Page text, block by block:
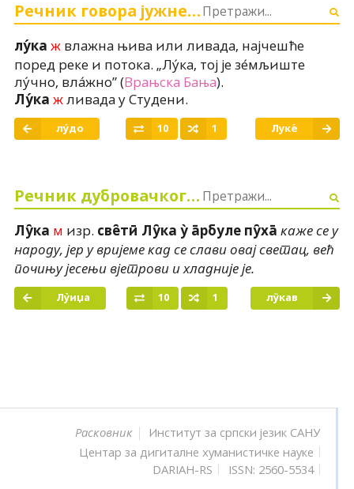
Речник говора јужне Србије
лу́ка ж влажна њива или ливада, најчешће
поред реке и потока. „Лу́ка, тој је зе́мљиште
лу́чно, вла́жно”(Врањска Бања).
Лу́ка ж ливада у Студени.
лу́до 10 1 Луке́
Речник дубровачког говора
Лу̑ка м изр. све̑тӣ Лу̑ка у̀ а̄рбуле пу̑ха̄ каже се у
народу, јер у вријеме кад се слави овај светац, већ
почињу јесењи вјетрови и хладније је.
Лу̀иџа 10 1 лу̏кав
Расковник
Институт за српски језик САНУ
Центар за дигиталне хуманистичке науке
DARIAH-RS
ISSN: 2560-5534